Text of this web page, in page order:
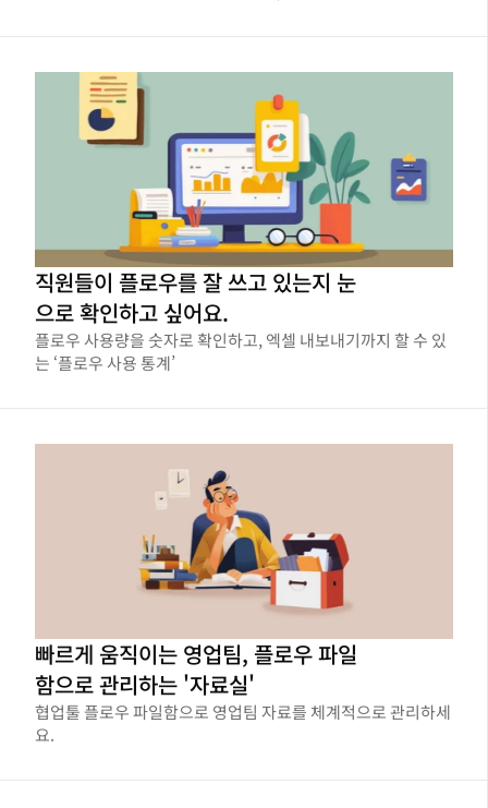
직원들이 플로우를 잘 쓰고 있는지 눈
으로 확인하고 싶어요.
플로우 사용량을 숫자로 확인하고, 엑셀 내보내기까지 할 수 있
는 ‘플로우 사용 통계’
빠르게 움직이는 영업팀, 플로우 파일
함으로 관리하는 '자료실'
협업툴 플로우 파일함으로 영업팀 자료를 체계적으로 관리하세
요.